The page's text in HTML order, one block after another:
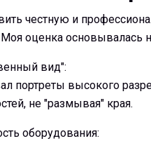
честную и
Моя оценка основывалась
вид":
портреты высокого
не "размывая" края.
оборудования: